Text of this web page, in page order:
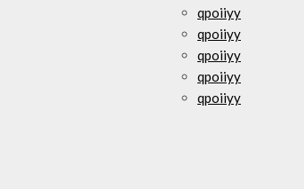
qpoiiyy
qpoiiyy
qpoiiyy
qpoiiyy
qpoiiyy